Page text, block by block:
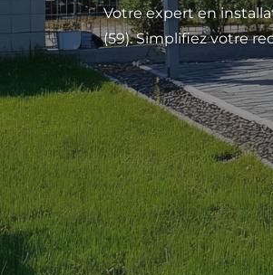
Votre expert en
(59). Simplifiez votre